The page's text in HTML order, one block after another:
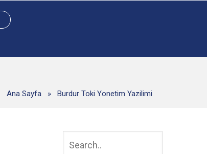
Ana Sayfa » Burdur Toki Yonetim Yazilimi